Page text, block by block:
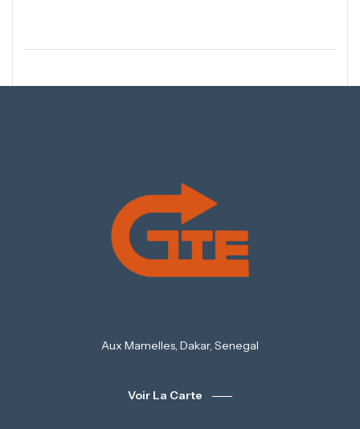
Aux Mamelles, Dakar, Senegal
Voir La Carte